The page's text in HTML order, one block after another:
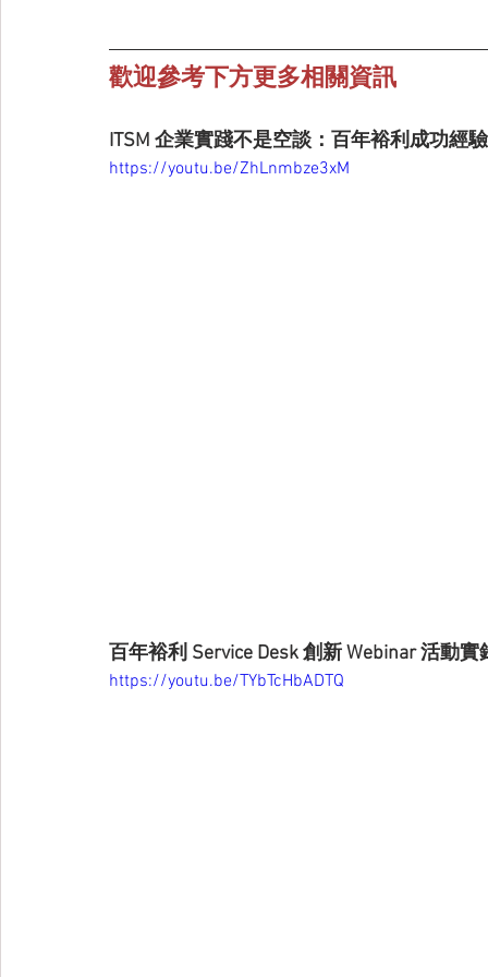
歡迎參考下方更多相關資訊
ITSM 企業實踐不是空談：百年裕利成功經
https://youtu.be/ZhLnmbze3xM
百年裕利 Service Desk 創新 Webinar 活動實
https://youtu.be/TYbTcHbADTQ